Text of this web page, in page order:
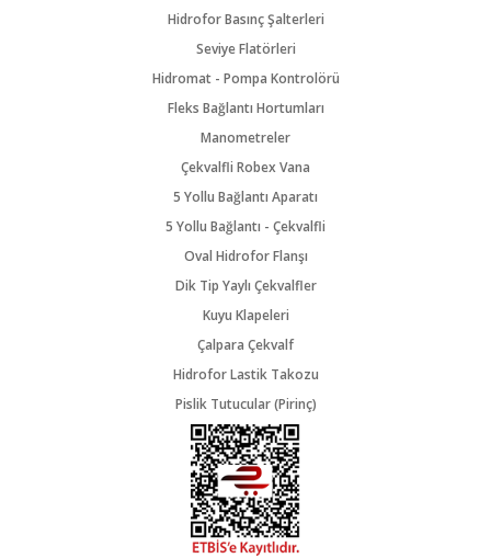
Hidrofor Basınç Şalterleri
Seviye Flatörleri
Hidromat - Pompa Kontrolörü
Fleks Bağlantı Hortumları
Manometreler
Çekvalfli Robex Vana
5 Yollu Bağlantı Aparatı
5 Yollu Bağlantı - Çekvalfli
Oval Hidrofor Flanşı
Dik Tip Yaylı Çekvalfler
Kuyu Klapeleri
Çalpara Çekvalf
Hidrofor Lastik Takozu
Pislik Tutucular (Pirinç)